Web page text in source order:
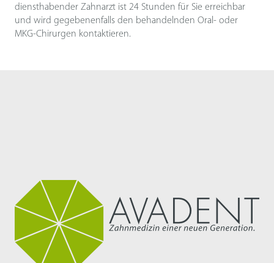
diensthabender Zahnarzt ist 24 Stunden für Sie erreichbar
und wird gegebenenfalls den behandelnden Oral- oder
MKG-Chirurgen kontaktieren.